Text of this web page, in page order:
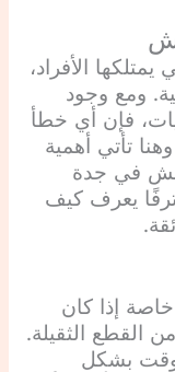
يمتلكها الأفراد،
ومع وجود
فإن أي خطأ
تأتي أهمية
في جدة
يعرف كيف
خاصة إذا كان
القطع الثقيلة.
بشكل